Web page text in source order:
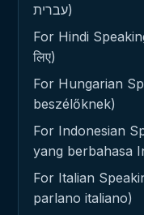
עברית)
For Hindi
लिए)
For Hungarian
beszélőknek)
For Indonesian
yang berbahasa
For Italian
parlano italiano)